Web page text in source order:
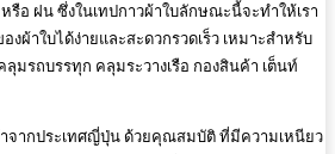
รือ ฝน ซึ่งในเทปกาวผ้าใบลักษณะนี้จะทำให้เรา
ผ้าใบได้ง่ายและสะดวกรวดเร็ว เหมาะสำหรับ
มรถบรรทุก คลุมระวางเรือ กองสินค้า เต็นท์
จากประเทศญี่ปุ่น ด้วยคุณสมบัติ ที่มีความเหนียว